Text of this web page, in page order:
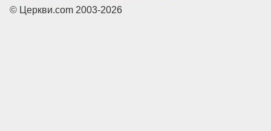
© Церкви.com 2003-2026